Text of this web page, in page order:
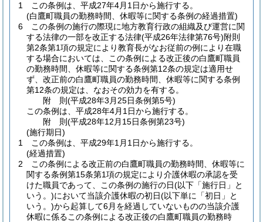
1
この条例は、平成27年4月1日から施行する。
(白鷹町職員の勤務時間、休暇等に関する条例の経過措置)
6
この条例の施行の際現に地方教育行政の組織及び運営に関
する法律の一部を改正する法律(平成26年法律第76号)附則
第2条第1項の規定により教育長がなお従前の例により在職
する場合においては、この条例による改正後の白鷹町職員
の勤務時間、休暇等に関する条例第12条の規定は適用せ
ず、改正前の白鷹町職員の勤務時間、休暇等に関する条例
第12条の規定は、なおその効力を有する。
附 則(平成28年3月25日条例第5号)
この条例は、平成28年4月1日から施行する。
附 則(平成28年12月15日条例第23号)
(施行期日)
1
この条例は、平成29年1月1日から施行する。
(経過措置)
2
この条例による改正前の白鷹町職員の勤務時間、休暇等に
関する条例第15条第1項の規定により介護休暇の承認を受
けた職員であって、この条例の施行の日(以下「施行日」と
いう。)において当該介護休暇の初日(以下単に「初日」と
いう。)から起算して6月を経過していないものの当該介護
休暇に係るこの条例による改正後の白鷹町職員の勤務時